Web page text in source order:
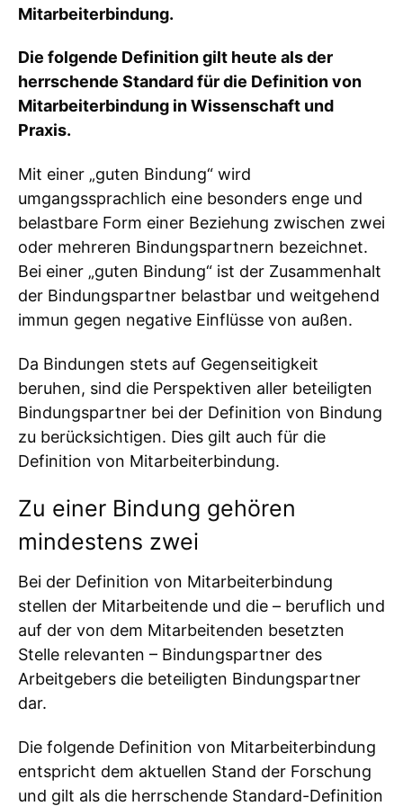
Mitarbeiterbindung.
Die folgende Definition gilt heute als der
herrschende Standard für die Definition von
Mitarbeiterbindung in Wissenschaft und
Praxis.
Mit einer „guten Bindung“ wird
umgangssprachlich eine besonders enge und
belastbare Form einer Beziehung zwischen zwei
oder mehreren Bindungspartnern bezeichnet.
Bei einer „guten Bindung“ ist der Zusammenhalt
der Bindungspartner belastbar und weitgehend
immun gegen negative Einflüsse von außen.
Da Bindungen stets auf Gegenseitigkeit
beruhen, sind die Perspektiven aller beteiligten
Bindungspartner bei der Definition von Bindung
zu berücksichtigen. Dies gilt auch für die
Definition von Mitarbeiterbindung.
Zu einer Bindung gehören
mindestens zwei
Bei der Definition von Mitarbeiterbindung
stellen der Mitarbeitende und die – beruflich und
auf der von dem Mitarbeitenden besetzten
Stelle relevanten – Bindungspartner des
Arbeitgebers die beteiligten Bindungspartner
dar.
Die folgende Definition von Mitarbeiterbindung
entspricht dem aktuellen Stand der Forschung
und gilt als die herrschende Standard-Definition